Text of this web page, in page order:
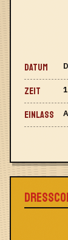
DATUM
ZEIT
EINLASS